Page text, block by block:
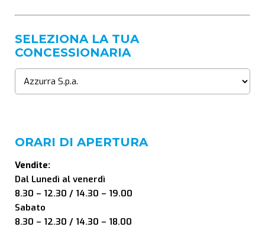
SELEZIONA LA TUA
CONCESSIONARIA
ORARI DI APERTURA
Vendite:
Dal Lunedì al venerdì
8.30 – 12.30 / 14.30 – 19.00
Sabato
8.30 – 12.30 / 14.30 – 18.00